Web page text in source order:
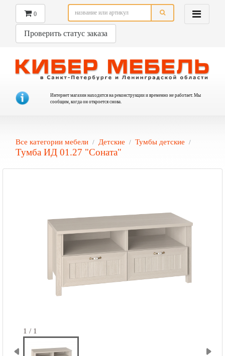
0
Проверить статус заказа
Интернет магазин находится на реконструкции и временно не работает. Мы
сообщим, когда он откроется снова.
Все категории мебели Детские Тумбы детские
Тумба ИД 01.27 "Соната"
1 / 1